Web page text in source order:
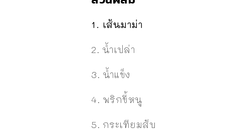
1. เส้นมาม่า
2. น้ำเปล่า
3. น้ำแข็ง
4. พริกขี้หนู
5. กระเทียมสับ